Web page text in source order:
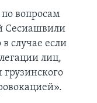
вопросам
Сесиашвили
случае если
лиц,